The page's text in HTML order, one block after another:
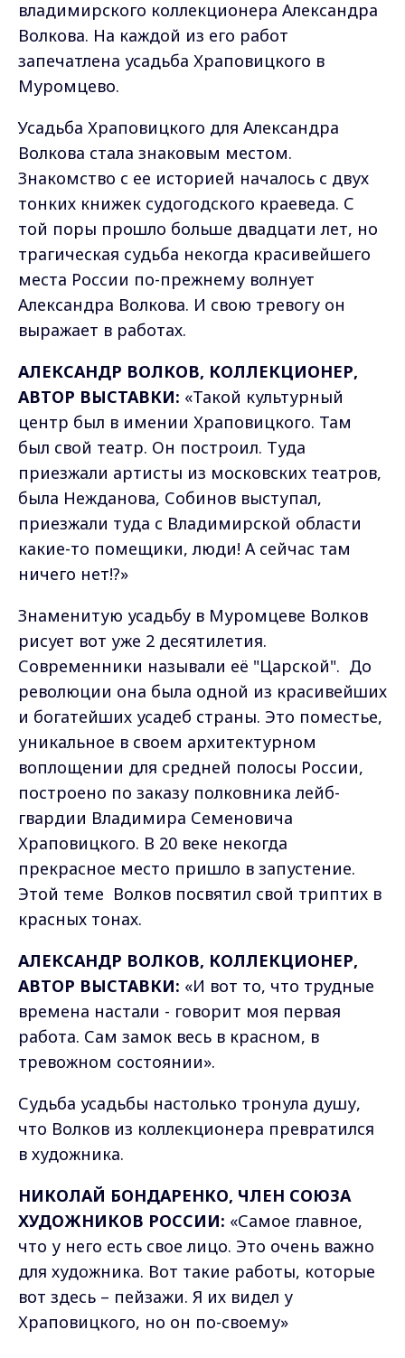
владимирского коллекционера Александра
Волкова. На каждой из его работ
запечатлена усадьба Храповицкого в
Муромцево.
Усадьба Храповицкого для Александра
Волкова стала знаковым местом.
Знакомство с ее историей началось с двух
тонких книжек судогодского краеведа. С
той поры прошло больше двадцати лет, но
трагическая судьба некогда красивейшего
места России по-прежнему волнует
Александра Волкова. И свою тревогу он
выражает в работах.
АЛЕКСАНДР ВОЛКОВ, КОЛЛЕКЦИОНЕР,
АВТОР ВЫСТАВКИ: «Такой культурный
центр был в имении Храповицкого. Там
был свой театр. Он построил. Туда
приезжали артисты из московских театров,
была Нежданова, Собинов выступал,
приезжали туда с Владимирской области
какие-то помещики, люди! А сейчас там
ничего нет!?»
Знаменитую усадьбу в Муромцеве Волков
рисует вот уже 2 десятилетия.
Современники называли её "Царской". До
революции она была одной из красивейших
и богатейших усадеб страны. Это поместье,
уникальное в своем архитектурном
воплощении для средней полосы России,
построено по заказу полковника лейб-
гвардии Владимира Семеновича
Храповицкого. В 20 веке некогда
прекрасное место пришло в запустение.
Этой теме Волков посвятил свой триптих в
красных тонах.
АЛЕКСАНДР ВОЛКОВ, КОЛЛЕКЦИОНЕР,
АВТОР ВЫСТАВКИ: «И вот то, что трудные
времена настали - говорит моя первая
работа. Сам замок весь в красном, в
тревожном состоянии».
Судьба усадьбы настолько тронула душу,
что Волков из коллекционера превратился
в художника.
НИКОЛАЙ БОНДАРЕНКО, ЧЛЕН CОЮЗА
ХУДОЖНИКОВ РОССИИ: «Самое главное,
что у него есть свое лицо. Это очень важно
для художника. Вот такие работы, которые
вот здесь – пейзажи. Я их видел у
Храповицкого, но он по-своему»